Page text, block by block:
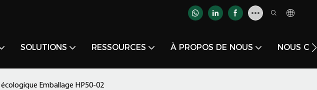
SOLUTIONS RESSOURCES À PROPOS DE NOUS NOUS
Emballage HP50-02